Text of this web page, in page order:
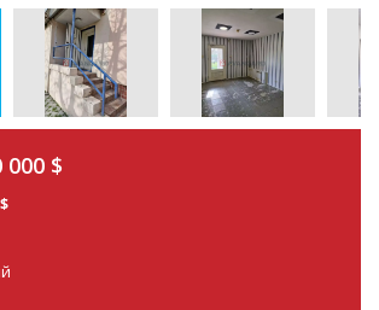
000 $